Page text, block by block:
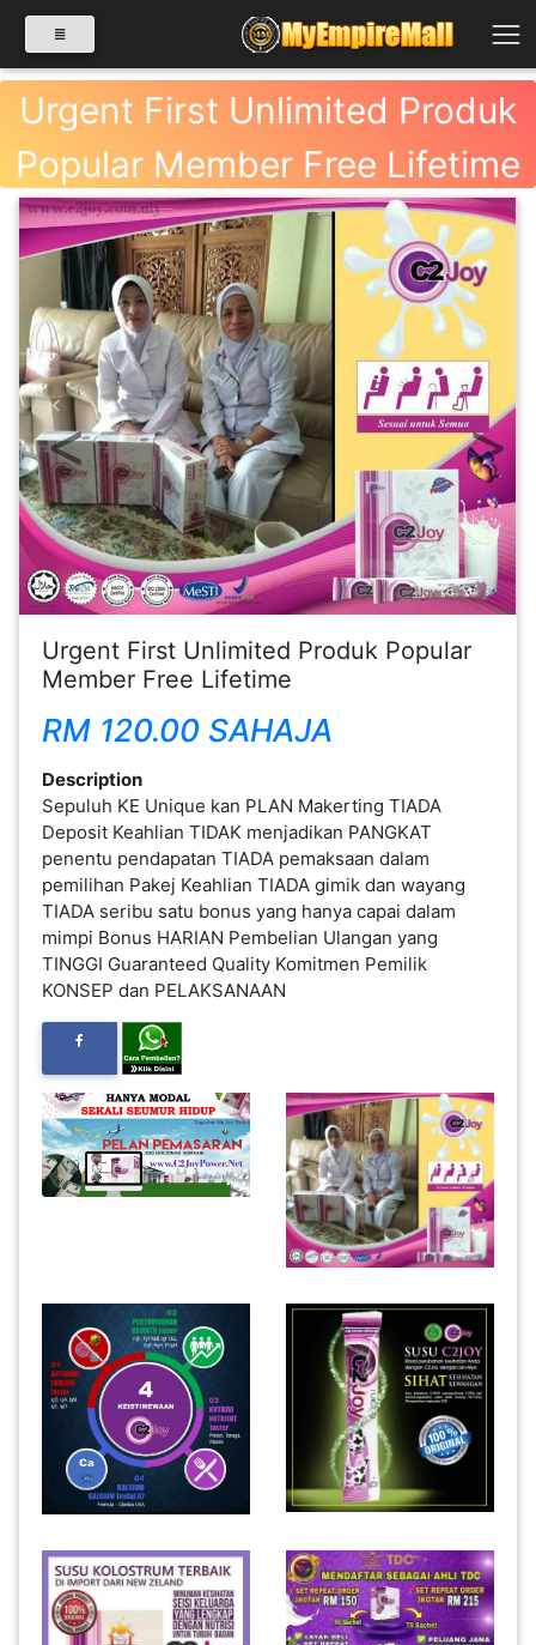
Urgent First Unlimited Produk
Popular Member Free Lifetime
Previous Next
Urgent First Unlimited Produk Popular
Member Free Lifetime
RM 120.00 SAHAJA
Description
Sepuluh KE Unique kan PLAN Makerting TIADA
Deposit Keahlian TIDAK menjadikan PANGKAT
penentu pendapatan TIADA pemaksaan dalam
pemilihan Pakej Keahlian TIADA gimik dan wayang
TIADA seribu satu bonus yang hanya capai dalam
mimpi Bonus HARIAN Pembelian Ulangan yang
TINGGI Guaranteed Quality Komitmen Pemilik
KONSEP dan PELAKSANAAN
SELECT CATEGORY
PRODUK(0)
BABIES(0)
KESIHATAN(80)
PERNIAGAAN
RUNCIT(1)
FESYEN
WANITA(0)
KECANTIKAN(7)
LELAKI(0)
MINYAK
WANGI(8)
PENDIDIKAN(19)
DERMA
DAN
INFAK(0)
TUDUNG(0)
PEMBORONG(2)
PRODUK
DIGITAL(29)
MAKANAN(25)
PERNIAGAAN(41)